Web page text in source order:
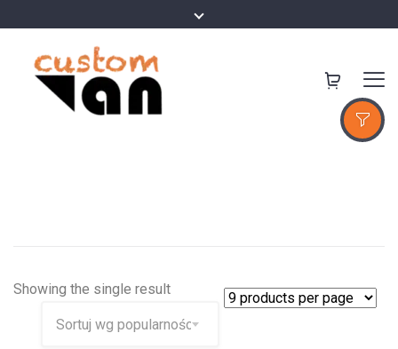
Showing the single result